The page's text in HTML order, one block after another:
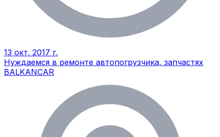
13 окт. 2017 г.
Нуждаемся в ремонте автопогрузчика, запчастях
BALKANCAR